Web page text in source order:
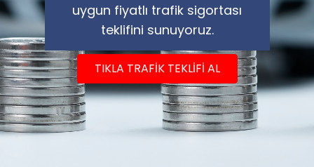
uygun fiyatlı trafik sigortası
teklifini sunuyoruz.
TIKLA TRAFİK TEKLİFİ AL